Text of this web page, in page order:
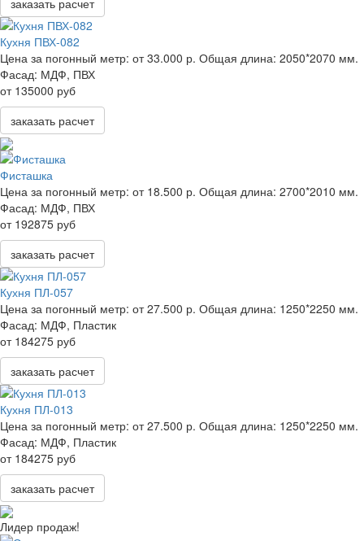
Кухня ПВХ-082
Цена за погонный метр: от 33.000 р. Общая длина: 2050*2070 мм.
Фасад: МДФ, ПВХ
от 135000 руб
заказать расчет
Фисташка
Цена за погонный метр: от 18.500 р. Общая длина: 2700*2010 мм.
Фасад: МДФ, ПВХ
от 192875 руб
заказать расчет
Кухня ПЛ-057
Цена за погонный метр: от 27.500 р. Общая длина: 1250*2250 мм.
Фасад: МДФ, Пластик
от 184275 руб
заказать расчет
Кухня ПЛ-013
Цена за погонный метр: от 27.500 р. Общая длина: 1250*2250 мм.
Фасад: МДФ, Пластик
от 184275 руб
заказать расчет
Лидер продаж!